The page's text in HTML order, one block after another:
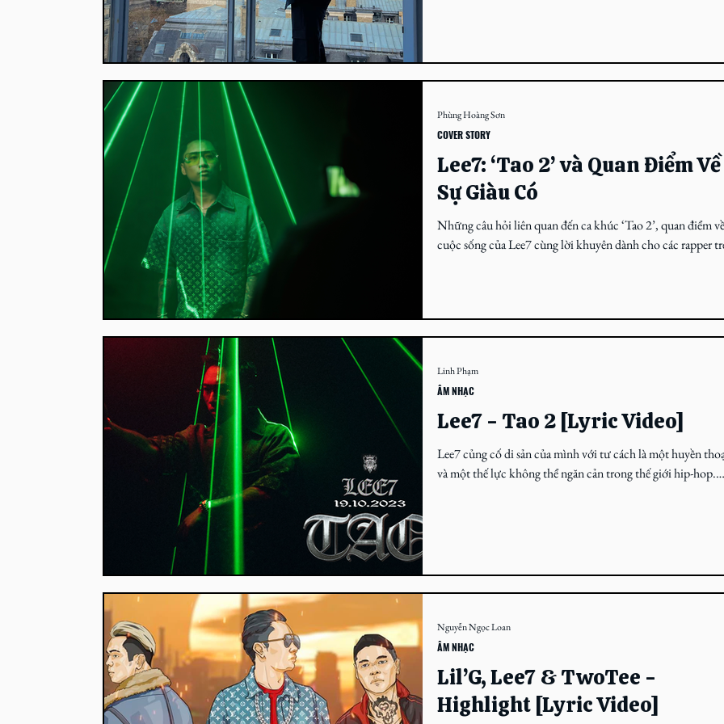
Lee7: ‘Tao 2’ và Quan Điểm Về
Sự Giàu Có
Những câu hỏi liên quan đến ca khúc ‘Tao 2’, quan điểm
cuộc sống của Lee7 cùng lời khuyên dành cho các rapper
COVER STORY
Phùng Hoàng Sơn
Lee7 - Tao 2 [Lyric Video]
Lee7 củng cố di sản của mình với tư cách là một huyền
và một thế lực không thể ngăn cản trong thế giới hip-hop.
ÂM NHẠC
Linh Phạm
Lil’G, Lee7 & TwoTee -
Highlight [Lyric Video]
ÂM NHẠC
Nguyễn Ngọc Loan